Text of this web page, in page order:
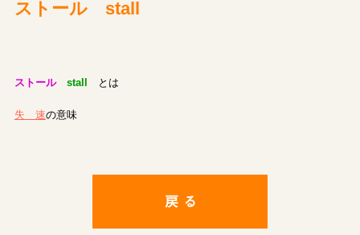
ストール stall
ストールstall とは
失 速の意味